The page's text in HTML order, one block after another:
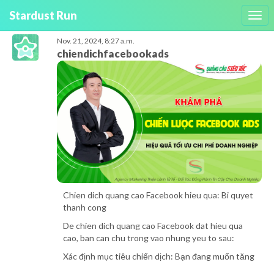
Stardust Run
Nov. 21, 2024, 8:27 a.m.
chiendichfacebookads
Chien dich quang cao Facebook hieu qua: Bi quyet
thanh cong
De chien dich quang cao Facebook dat hieu qua
cao, ban can chu trong vao nhung yeu to sau:
Xác định mục tiêu chiến dịch: Bạn đang muốn tăng